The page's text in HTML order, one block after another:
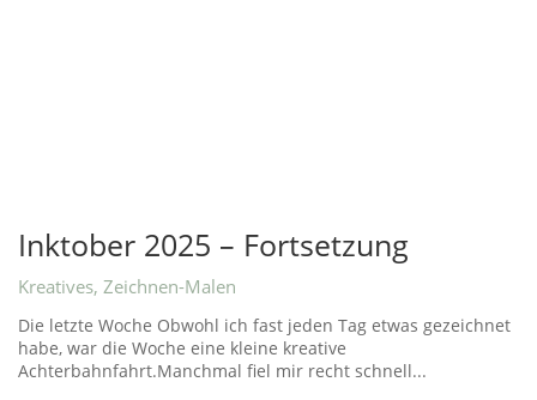
Inktober 2025 – Fortsetzung
Kreatives, Zeichnen-Malen
Die letzte Woche Obwohl ich fast jeden Tag etwas gezeichnet
habe, war die Woche eine kleine kreative
Achterbahnfahrt.Manchmal fiel mir recht schnell...